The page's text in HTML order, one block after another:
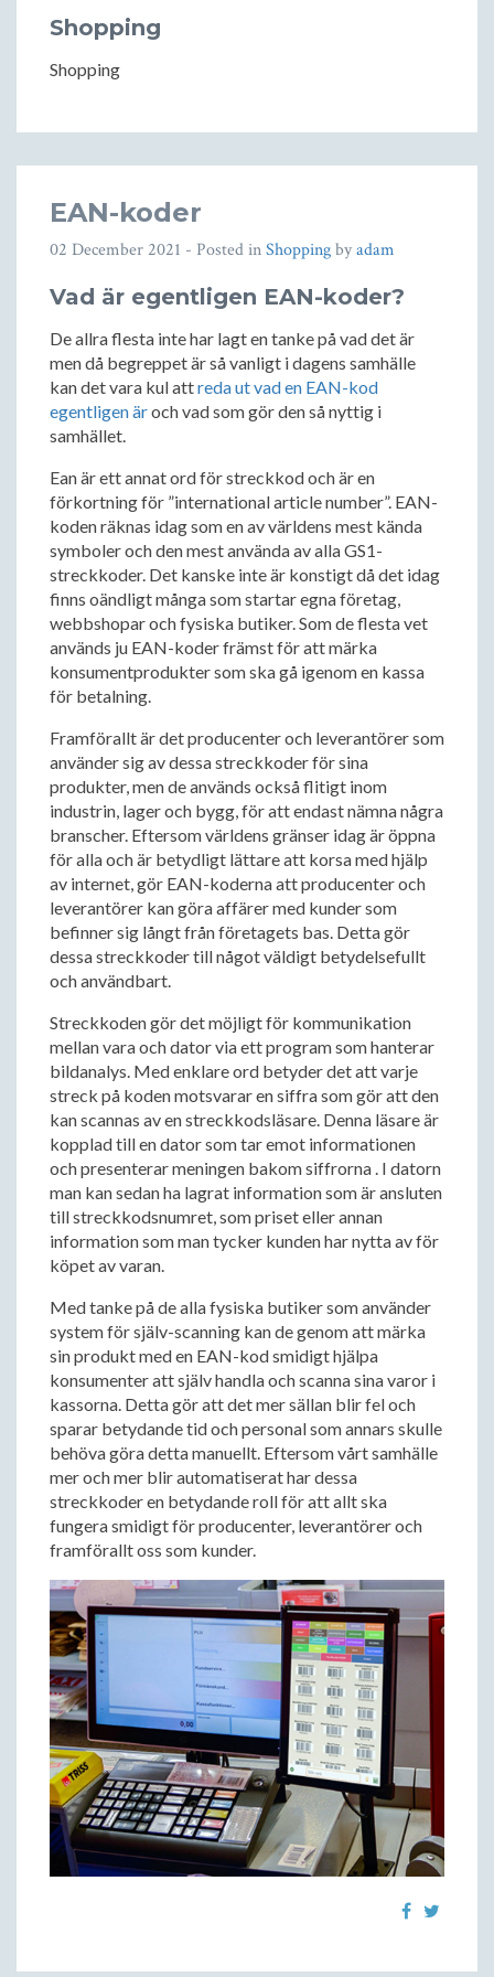
Shopping
Shopping
EAN-koder
02 December 2021 - Posted inShoppingbyadam
Vad är egentligen EAN-koder?
De allra flesta inte har lagt en tanke på vad det är
men då begreppet är så vanligt i dagens samhälle
kan det vara kul attreda ut vad en EAN-kod
egentligen äroch vad som gör den så nyttig i
samhället.
Ean är ett annat ord för streckkod och är en
förkortning för ”international article number”. EAN-
koden räknas idag som en av världens mest kända
symboler och den mest använda av alla GS1-
streckkoder. Det kanske inte är konstigt då det idag
finns oändligt många som startar egna företag,
webbshopar och fysiska butiker. Som de flesta vet
används ju EAN-koder främst för att märka
konsumentprodukter som ska gå igenom en kassa
för betalning.
Framförallt är det producenter och leverantörer som
använder sig av dessa streckkoder för sina
produkter, men de används också flitigt inom
industrin, lager och bygg, för att endast nämna några
branscher. Eftersom världens gränser idag är öppna
för alla och är betydligt lättare att korsa med hjälp
av internet, gör EAN-koderna att producenter och
leverantörer kan göra affärer med kunder som
befinner sig långt från företagets bas. Detta gör
dessa streckkoder till något väldigt betydelsefullt
och användbart.
​​Streckkoden gör det möjligt för kommunikation
mellan vara och dator via ett program som hanterar
bildanalys. Med enklare ord betyder det att varje
streck på koden motsvarar en siffra som gör att den
kan scannas av en streckkodsläsare. Denna läsare är
kopplad till en dator som tar emot informationen
och presenterar meningen bakom siffrorna . I datorn
man kan sedan ha lagrat information som är ansluten
till streckkodsnumret, som priset eller annan
information som man tycker kunden har nytta av för
köpet av varan.
Med tanke på de alla fysiska butiker som använder
system för själv-scanning kan de genom att märka
sin produkt med en EAN-kod smidigt hjälpa
konsumenter att själv handla och scanna sina varor i
kassorna. Detta gör att det mer sällan blir fel och
sparar betydande tid och personal som annars skulle
behöva göra detta manuellt. Eftersom vårt samhälle
mer och mer blir automatiserat har dessa
streckkoder en betydande roll för att allt ska
fungera smidigt för producenter, leverantörer och
framförallt oss som kunder.